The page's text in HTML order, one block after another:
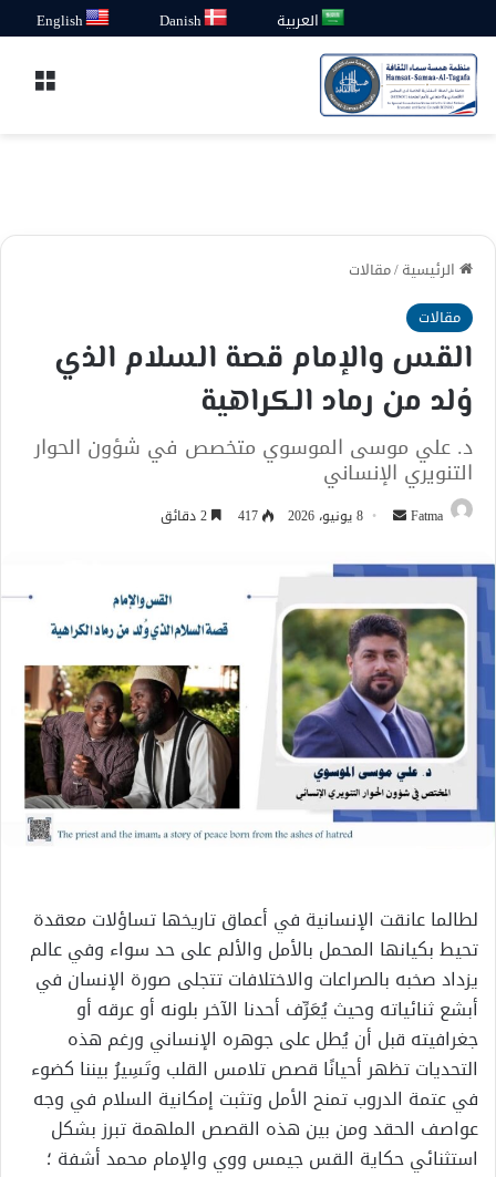
العربية Danish
English
الرئيسية/مقالات
مقالات
القس والإمام قصة السلام الذي
وُلد من رماد الكراهية
د. علي موسى الموسوي متخصص في شؤون الحوار
التنويري الإنساني
Fatma
أرسل
إلكترونيا
8 يونيو، 2026 417
لطالما عانقت الإنسانية في أعماق تاريخها تساؤلات معقدة
تحيط بكيانها المحمل بالأمل والألم على حد سواء وفي عالم
يزداد صخبه بالصراعات والاختلافات تتجلى صورة الإنسان في
أبشع ثنائياته وحيث يُعَرِّف أحدنا الآخر بلونه أو عرقه أو
جغرافيته قبل أن يُطل على جوهره الإنساني ورغم هذه
التحديات تظهر أحيانًا قصص تلامس القلب وتَسِيرُ بيننا كضوء
في عتمة الدروب تمنح الأمل وتثبت إمكانية السلام في وجه
عواصف الحقد ومن بين هذه القصص الملهمة تبرز بشكل
استثنائي حكاية القس جيمس ووي والإمام محمد أشفة ؛